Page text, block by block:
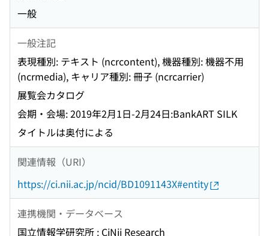
一般
一般注記
表現種別: テキスト (ncrcontent), 機器種別: 機器不用
(ncrmedia), キャリア種別: 冊子 (ncrcarrier)
展覧会カタログ
会期・会場: 2019年2月1日-2月24日:BankART SILK
タイトルは奥付による
関連情報（URI）
https://ci.nii.ac.jp/ncid/BD1091143X#entity
連携機関・データベース
国立情報学研究所 : CiNii Research